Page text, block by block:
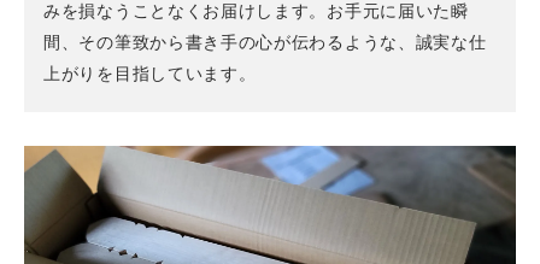
みを損なうことなくお届けします。お手元に届いた瞬
間、その筆致から書き手の心が伝わるような、誠実な仕
上がりを目指しています。